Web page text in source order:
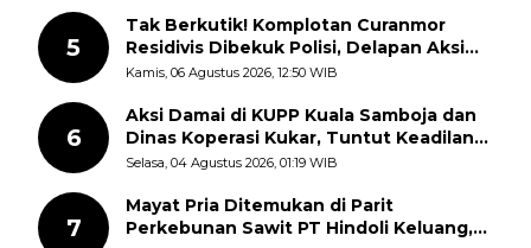
5
Tak Berkutik! Komplotan Curanmor
Residivis Dibekuk Polisi, Delapan Aksi
Curanmor Di Candipuro Terungkap
Kamis, 06 Agustus 2026, 12:50 WIB
6
Aksi Damai di KUPP Kuala Samboja dan
Dinas Koperasi Kukar, Tuntut Keadilan
dan Kesempatan Kerja yang Adil
Selasa, 04 Agustus 2026, 01:19 WIB
7
Mayat Pria Ditemukan di Parit
Perkebunan Sawit PT Hindoli Keluang,